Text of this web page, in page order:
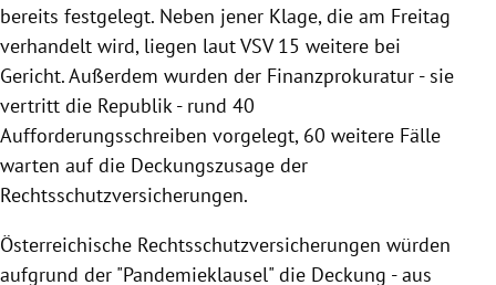
bereits festgelegt. Neben jener Klage, die am Freitag
verhandelt wird, liegen laut VSV 15 weitere bei
Gericht. Außerdem wurden der Finanzprokuratur - sie
vertritt die Republik - rund 40
Aufforderungsschreiben vorgelegt, 60 weitere Fälle
warten auf die Deckungszusage der
Rechtsschutzversicherungen.
Österreichische Rechtsschutzversicherungen würden
aufgrund der "Pandemieklausel" die Deckung - aus